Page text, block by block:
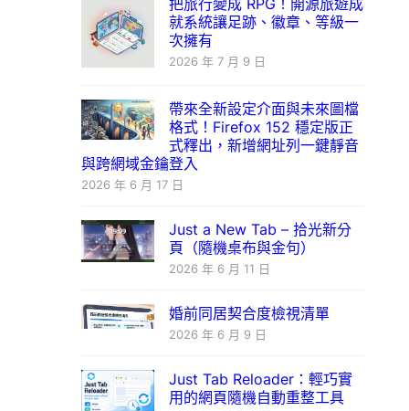
把旅行變成 RPG！開源旅遊成
就系統讓足跡、徽章、等級一
次擁有
2026 年 7 月 9 日
帶來全新設定介面與未來圖檔
格式！Firefox 152 穩定版正
式釋出，新增網址列一鍵靜音
與跨網域金鑰登入
2026 年 6 月 17 日
Just a New Tab – 拾光新分
頁（隨機桌布與金句）
2026 年 6 月 11 日
婚前同居契合度檢視清單
2026 年 6 月 9 日
Just Tab Reloader：輕巧實
用的網頁隨機自動重整工具